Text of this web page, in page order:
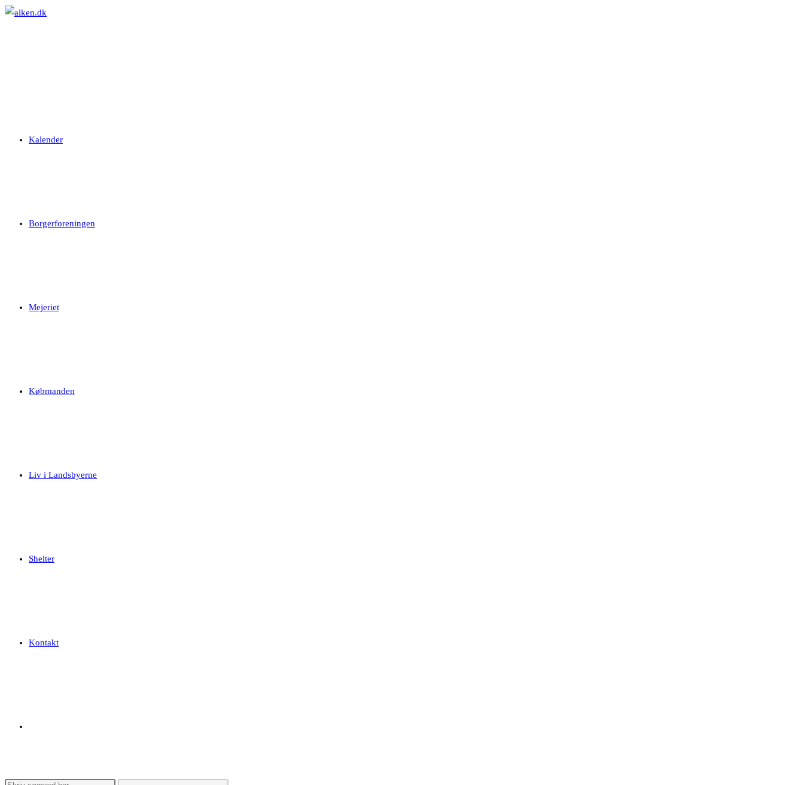
Skip
Kalender
Borgerforeningen
Mejeriet
Købmanden
Liv i Landsbyerne
Shelter
Kontakt